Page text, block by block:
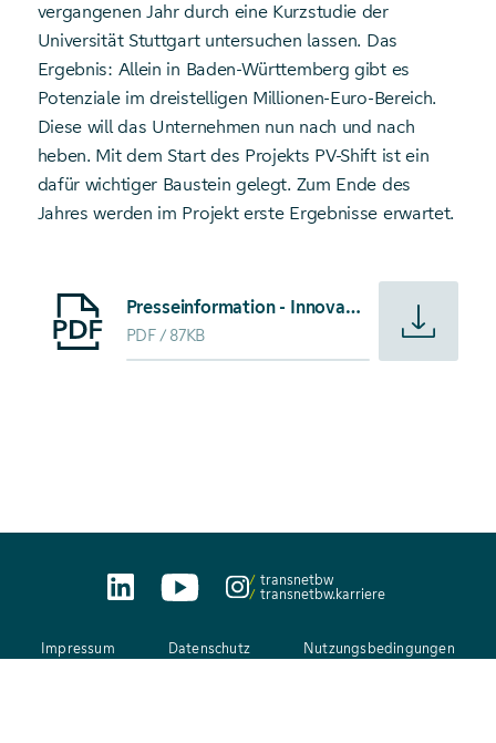
vergangenen Jahr durch eine Kurzstudie der
Universität Stuttgart untersuchen lassen. Das
Ergebnis: Allein in Baden-Württemberg gibt es
Potenziale im dreistelligen Millionen-Euro-Bereich.
Diese will das Unternehmen nun nach und nach
heben. Mit dem Start des Projekts PV-Shift ist ein
dafür wichtiger Baustein gelegt. Zum Ende des
Jahres werden im Projekt erste Ergebnisse erwartet.
Starte Download von: Presseinformation -
Presseinformation - Innovationsprojekt von TransnetBW: Photovoltaik-Heimspeicher stabilisieren Stromnetz
PDF 87KB
transnetbw
transnetbw.karriere
Impressum Datenschutz Nutzungsbedingungen